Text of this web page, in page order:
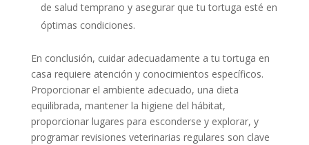
de salud temprano y asegurar que tu tortuga esté en
óptimas condiciones.
En conclusión, cuidar adecuadamente a tu tortuga en
casa requiere atención y conocimientos específicos.
Proporcionar el ambiente adecuado, una dieta
equilibrada, mantener la higiene del hábitat,
proporcionar lugares para esconderse y explorar, y
programar revisiones veterinarias regulares son clave